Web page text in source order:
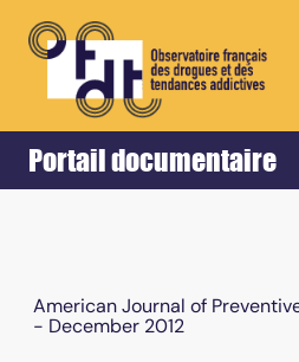
Portail documentaire
Accueil Retour
American Journal of
- December 2012